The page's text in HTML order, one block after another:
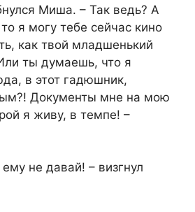
Миша. – Так ведь? А
я могу тебе сейчас кино
как твой младшенький
ты думаешь, что я
в этот гадюшник,
Документы мне на мою
я живу, в темпе! –
не давай! – визгнул